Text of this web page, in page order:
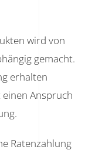
wird von
gemacht.
erhalten
Anspruch
Ratenzahlung